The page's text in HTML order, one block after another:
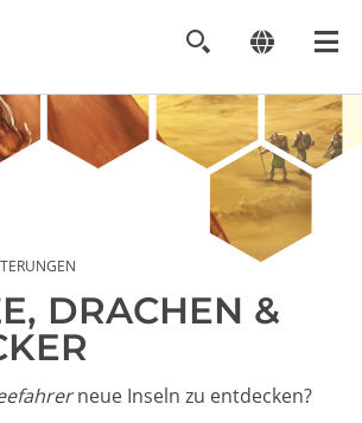
DRACHEN &
neue Inseln zu entdecken?